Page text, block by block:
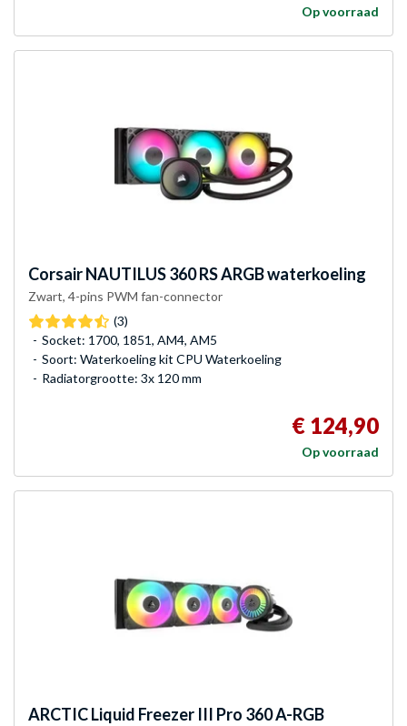
Op voorraad
CorsairNAUTILUS 360 RS ARGB waterkoeling
Zwart, 4-pins PWM fan-connector
(3)
Socket: 1700, 1851, AM4, AM5
Soort: Waterkoeling kit CPU Waterkoeling
Radiatorgrootte: 3x 120 mm
€ 124,90
Op voorraad
ARCTICLiquid Freezer III Pro 360 A-RGB